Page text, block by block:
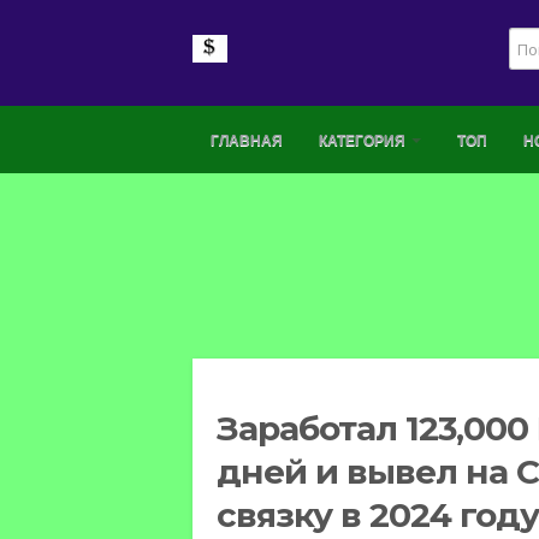
ГЛАВНАЯ КАТЕГОРИЯ ТОП
Заработал
дней и вывел на
связку в 2024